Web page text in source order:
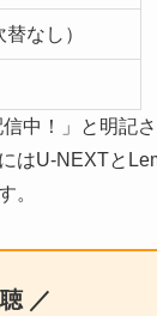
なし）
中！」と明記
はU-NEXTと
。
／